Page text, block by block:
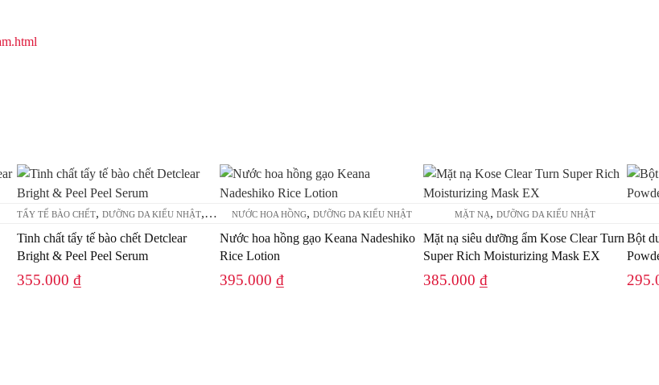
TẨY TẾ BÀO CHẾT, DƯỠNG DA KIỂU NHẬT, SERUM - TINH CHẤT
Tinh chất tẩy tế bào chết Detclear
Bright & Peel Peel Serum
355.000 ₫
NƯỚC HOA HỒNG, DƯỠNG DA KIỂU NHẬT
Nước hoa hồng gạo Keana Nadeshiko
Rice Lotion
395.000₫
MẶT NẠ,DƯỠNG DA KIỂU NHẬT
Mặt nạ siêu dưỡng ẩm Kose Clear Turn
Super Rich Moisturizing Mask EX
385.000₫
Bột